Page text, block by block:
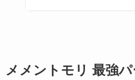
メメントモリ 最強